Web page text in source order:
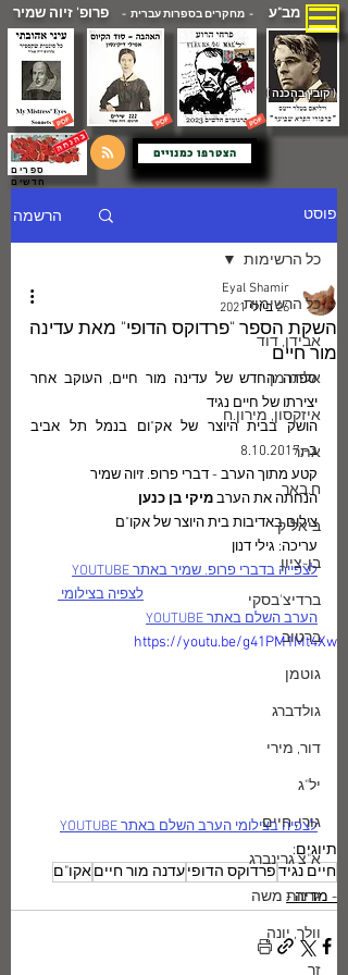
מב"ע - מחקרים בספרות עברית -פרופ' זיוה שמיר
( קובץ בהכנה )
הצטרפו כמנויים
ספרים
חדשים
פוסט הרשמה
כל הרשימות
אבידן, דוד
אלתרמן
איזקסון, מירון.ח
אתר
ח.באר
ביאליק
בן-ציון
ברדיצ'בסקי
ברטוב
גוטמן
גולדברג
דור, מירי
יל"ג
גורי, חיים
א"צ גרינברג
גרנות משה
וולך, יונה
זך
כל הרשימות
השקת הספר "פרדוקס הדופי" מאת עדינה
מור חיים
Eyal Shamir
26 ביולי 2021
יצירתו של חיים נגיד
ב-.8.10.2017
קטע מתוך הערב - דברי פרופ. זיוה שמיר
הנחתה את הערב מיקי בן כנען
צילום באדיבות בית היוצר של אקו"ם
עריכה: גילי דנון
לצפייה בדברי פרופ. שמיר באתר YOUTUBE
לצפיה בצילומי
הערב השלם באתר YOUTUBE
https://youtu.be/g41PM1Mt4Xw
לצפיה בצילומי הערב השלם באתר YOUTUBE
תיוגים:
חיים נגידפרדוקס הדופיעדנה מור חייםאקו"ם
- מדיה -